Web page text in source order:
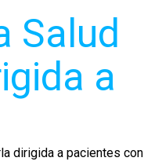
Salud
a
dirigida a pacientes con